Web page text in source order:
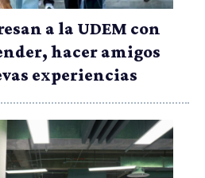
a la UDEM con
hacer amigos
experiencias